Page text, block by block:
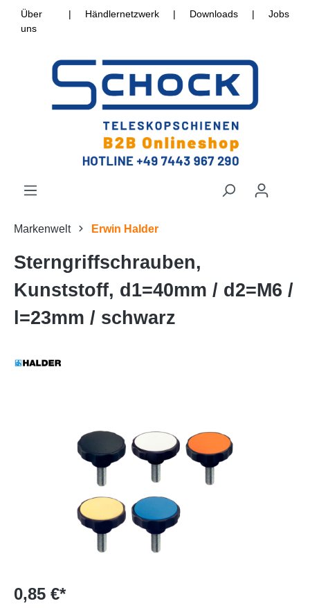
Über
uns
| Händlernetzwerk | Downloads | Jobs
Markenwelt Erwin Halder
Sterngriffschrauben,
Kunststoff, d1=40mm / d2=M6 /
l=23mm / schwarz
0,85 €*